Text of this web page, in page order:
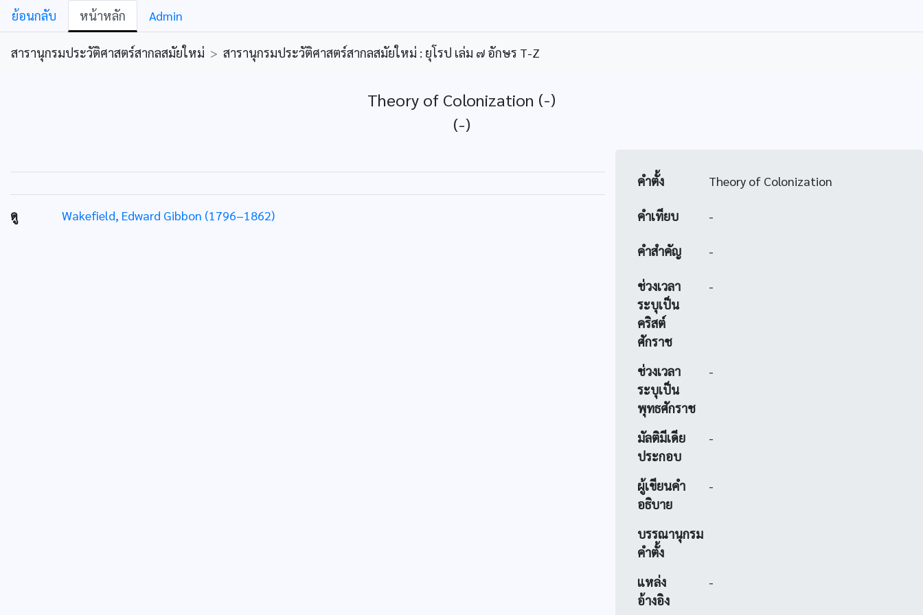
ย้อนกลับ หน้าหลัก Admin
สารานุกรมประวัติศาสตร์สากลสมัยใหม่ > สารานุกรมประวัติศาสตร์สากลสมัยใหม่ : ยุโรป เล่ม ๗ อักษร T-Z
Theory of Colonization (-)
(-)
ดู Wakefield, Edward Gibbon (1796–1862)
คำตั้ง Theory of Colonization
คำเทียบ -
คำสำคัญ -
ช่วงเวลา
ระบุเป็น
คริสต์
ศักราช
-
ช่วงเวลา
ระบุเป็น
พุทธศักราช
-
มัลติมีเดีย
ประกอบ
-
ผู้เขียนคำ
อธิบาย
-
บรรณานุกรม
คำตั้ง
แหล่ง
อ้างอิง
-